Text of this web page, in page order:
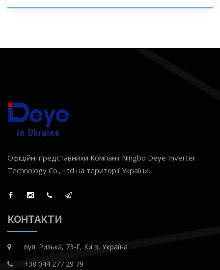
Офіційні представники Компанії Ningbo Deye Inverter
Technology Co., Ltd на території України.
КОНТАКТИ
вул. Ризька, 73-Г, Київ, Україна
+38 044 277 29 79